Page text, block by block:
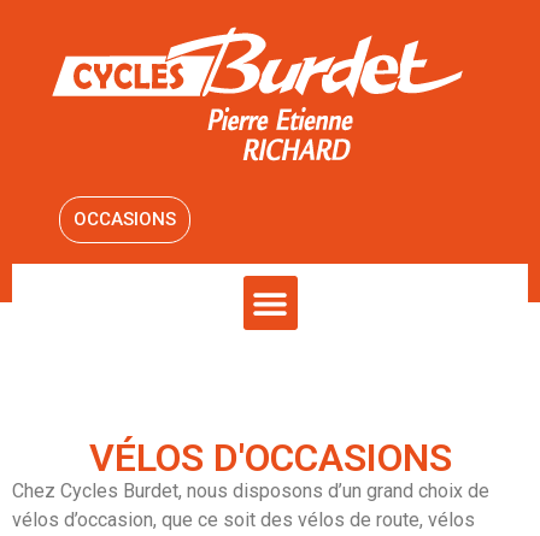
OCCASIONS
VÉLOS D'OCCASIONS
Chez Cycles Burdet, nous disposons d’un grand choix de
vélos d’occasion, que ce soit des vélos de route, vélos